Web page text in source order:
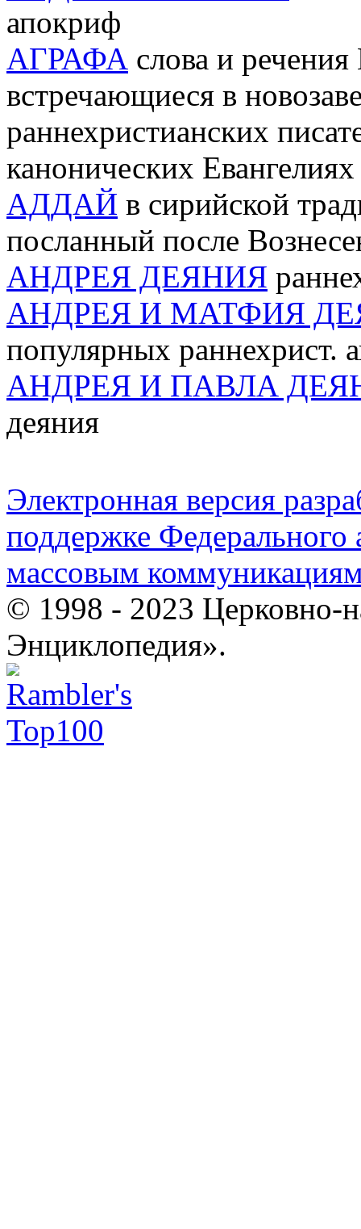
апокриф
АГРАФА слова и
встречающиеся в
раннехристианских
канонических Евангелиях
АДДАЙ в сирийской
посланный после
АНДРЕЯ ДЕЯНИЯ
АНДРЕЯ И МАТФИЯ
популярных раннехрист.
АНДРЕЯ И ПАВЛА
деяния
Электронная версия
поддержке Федерального
массовым
© 1998 - 2023 Церковно-
Энциклопедия».